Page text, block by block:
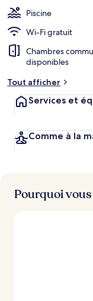
Piscine
Wi-Fi gratuit
Chambres
disponibles
Tout afficher
Services et
Comme à la
Pourquoi